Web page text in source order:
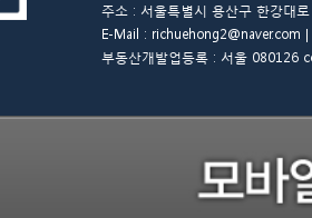
주소 : 서울특별시 용산구 한강대
E-Mail :
부동산개발업등록 : 서울 080126